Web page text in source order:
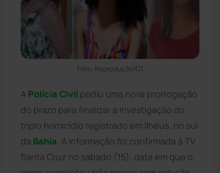
Foto: Reprodução/G1
A Polícia Civil pediu uma nova prorrogação
do prazo para finalizar a investigação do
triplo homicídio registrado em Ilhéus, no sul
da Bahia . A informação foi confirmada à TV
Santa Cruz no sábado (15), data em que o